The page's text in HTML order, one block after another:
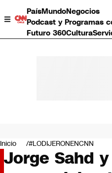
PaísMundoNegocios
Podcast y Programas
Futuro 360Cultura
Negocios
Deportes
Programas completos
Inicio #LODIJERONENCNN
Jorge Sahd